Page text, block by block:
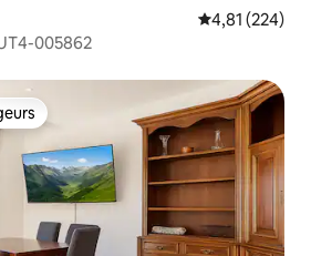
Note
4,81 (224)
005862